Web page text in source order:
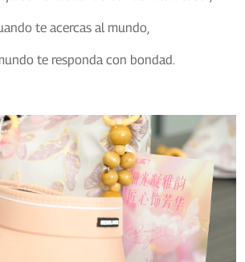
te acercas al mundo,
te responda con bondad.